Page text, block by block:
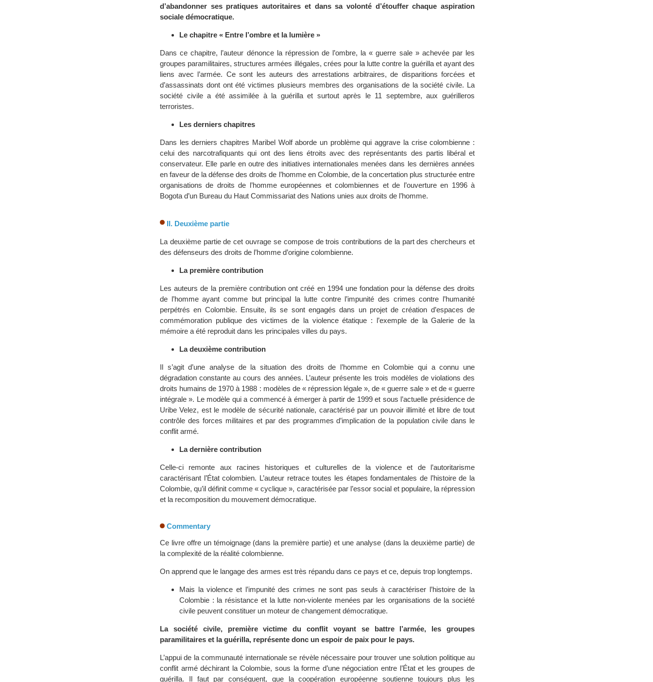
d’abandonner ses pratiques autoritaires et dans sa volonté d’étouffer chaque aspiration
sociale démocratique.
Le chapitre « Entre l’ombre et la lumière »
Dans ce chapitre, l’auteur dénonce la répression de l’ombre, la « guerre sale » achevée par les
groupes paramilitaires, structures armées illégales, crées pour la lutte contre la guérilla et ayant des
liens avec l’armée. Ce sont les auteurs des arrestations arbitraires, de disparitions forcées et
d’assassinats dont ont été victimes plusieurs membres des organisations de la société civile. La
société civile a été assimilée à la guérilla et surtout après le 11 septembre, aux guérilleros
terroristes.
Les derniers chapitres
Dans les derniers chapitres Maribel Wolf aborde un problème qui aggrave la crise colombienne :
celui des narcotrafiquants qui ont des liens étroits avec des représentants des partis libéral et
conservateur. Elle parle en outre des initiatives internationales menées dans les dernières années
en faveur de la défense des droits de l’homme en Colombie, de la concertation plus structurée entre
organisations de droits de l’homme européennes et colombiennes et de l’ouverture en 1996 à
Bogota d’un Bureau du Haut Commissariat des Nations unies aux droits de l’homme.
II. Deuxième partie
La deuxième partie de cet ouvrage se compose de trois contributions de la part des chercheurs et
des défenseurs des droits de l’homme d’origine colombienne.
La première contribution
Les auteurs de la première contribution ont créé en 1994 une fondation pour la défense des droits
de l’homme ayant comme but principal la lutte contre l’impunité des crimes contre l’humanité
perpétrés en Colombie. Ensuite, ils se sont engagés dans un projet de création d’espaces de
commémoration publique des victimes de la violence étatique : l’exemple de la Galerie de la
mémoire a été reproduit dans les principales villes du pays.
La deuxième contribution
Il s’agit d’une analyse de la situation des droits de l’homme en Colombie qui a connu une
dégradation constante au cours des années. L’auteur présente les trois modèles de violations des
droits humains de 1970 à 1988 : modèles de « répression légale », de « guerre sale » et de « guerre
intégrale ». Le modèle qui a commencé à émerger à partir de 1999 et sous l’actuelle présidence de
Uribe Velez, est le modèle de sécurité nationale, caractérisé par un pouvoir illimité et libre de tout
contrôle des forces militaires et par des programmes d’implication de la population civile dans le
conflit armé.
La dernière contribution
Celle-ci remonte aux racines historiques et culturelles de la violence et de l’autoritarisme
caractérisant l’État colombien. L’auteur retrace toutes les étapes fondamentales de l’histoire de la
Colombie, qu’il définit comme « cyclique », caractérisée par l’essor social et populaire, la répression
et la recomposition du mouvement démocratique.
Commentary
Ce livre offre un témoignage (dans la première partie) et une analyse (dans la deuxième partie) de
la complexité de la réalité colombienne.
On apprend que le langage des armes est très répandu dans ce pays et ce, depuis trop longtemps.
Mais la violence et l’impunité des crimes ne sont pas seuls à caractériser l’histoire de la
Colombie : la résistance et la lutte non-violente menées par les organisations de la société
civile peuvent constituer un moteur de changement démocratique.
La société civile, première victime du conflit voyant se battre l’armée, les groupes
paramilitaires et la guérilla, représente donc un espoir de paix pour le pays.
L’appui de la communauté internationale se révèle nécessaire pour trouver une solution politique au
conflit armé déchirant la Colombie, sous la forme d’une négociation entre l’État et les groupes de
guérilla. Il faut par conséquent, que la coopération européenne soutienne toujours plus les